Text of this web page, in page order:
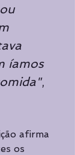
íamos
,
afirma
os